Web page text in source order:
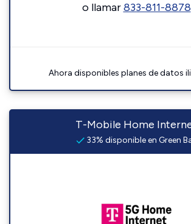
o llamar833-811-8878
Ahora disponibles planes de datos
T-Mobile Home
33% disponible en Green